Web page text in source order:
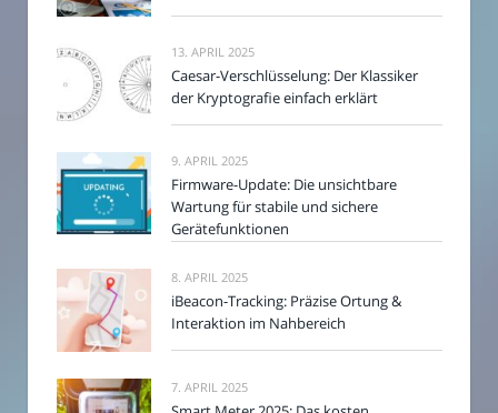
13. APRIL 2025
Caesar-Verschlüsselung: Der Klassiker
der Kryptografie einfach erklärt
9. APRIL 2025
Firmware-Update: Die unsichtbare
Wartung für stabile und sichere
Gerätefunktionen
8. APRIL 2025
iBeacon-Tracking: Präzise Ortung &
Interaktion im Nahbereich
7. APRIL 2025